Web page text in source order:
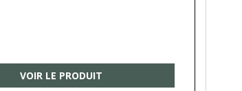
VOIR LE PRODUIT